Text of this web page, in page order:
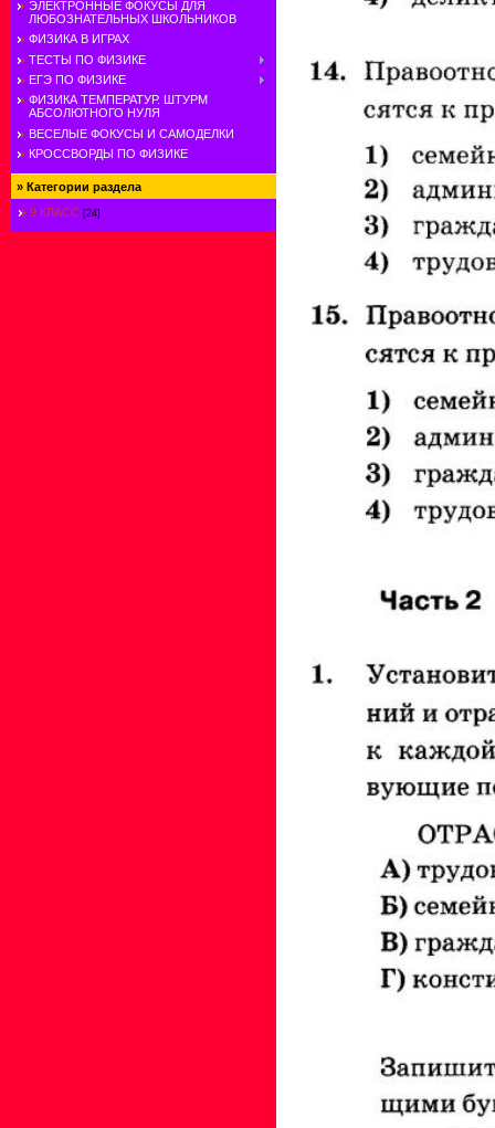
ЭЛЕКТРОННЫЕ ФОКУСЫ ДЛЯ
ЛЮБОЗНАТЕЛЬНЫХ ШКОЛЬНИКОВ
ФИЗИКА В ИГРАХ
ТЕСТЫ ПО ФИЗИКЕ
ЕГЭ ПО ФИЗИКЕ
ФИЗИКА ТЕМПЕРАТУР. ШТУРМ
АБСОЛЮТНОГО НУЛЯ
ВЕСЕЛЫЕ ФОКУСЫ И САМОДЕЛКИ
КРОССВОРДЫ ПО ФИЗИКЕ
» Категории раздела
9 КЛАСС [24]